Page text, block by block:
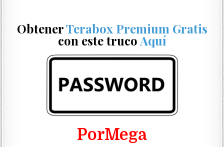
ObtenerTerabox Premium Gratis
con este truco Aquí
PorMega